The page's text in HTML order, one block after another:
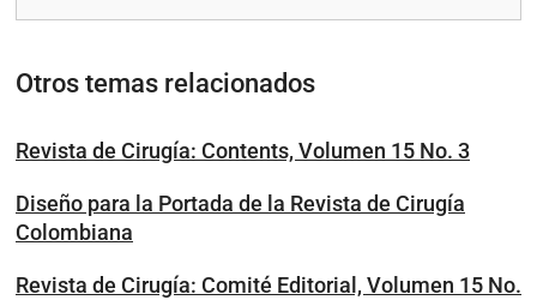
Otros temas relacionados
Revista de Cirugía: Contents, Volumen 15 No. 3
Diseño para la Portada de la Revista de Cirugía
Colombiana
Revista de Cirugía: Comité Editorial, Volumen 15 No.